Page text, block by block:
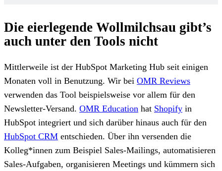
Die eierlegende Wollmilchsau gibt’s
auch unter den Tools nicht
Mittlerweile ist der HubSpot Marketing Hub seit einigen
Monaten voll in Benutzung. Wir bei OMR Reviews
verwenden das Tool beispielsweise vor allem für den
Newsletter-Versand. OMR Education hat Shopify in
HubSpot integriert und sich darüber hinaus auch für den
HubSpot CRM entschieden. Über ihn versenden die
Kolleg*innen zum Beispiel Sales-Mailings, automatisieren
Sales-Aufgaben, organisieren Meetings und kümmern sich